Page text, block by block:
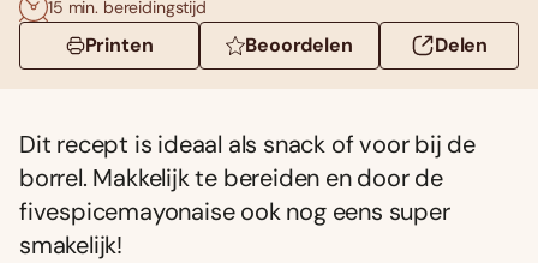
15 min. bereidingstijd
Printen Beoordelen Delen
Dit recept is ideaal als snack of voor bij de
borrel. Makkelijk te bereiden en door de
fivespicemayonaise ook nog eens super
smakelijk!